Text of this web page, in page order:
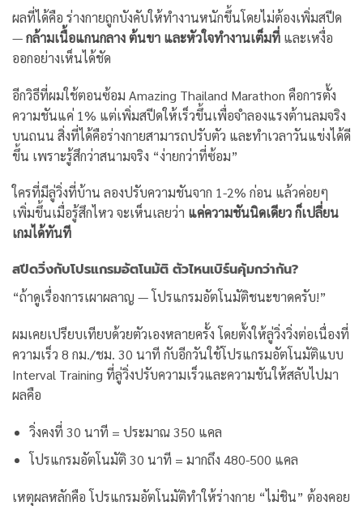
ผลที่ได้คือ ร่างกายถูกบังคับให้ทำงานหนักขึ้นโดยไม่ต้องเพิ่มสปีด
—กล้ามเนื้อแกนกลาง ต้นขา และหัวใจทำงานเต็มที่ และเหงื่อ
ออกอย่างเห็นได้ชัด
อีกวิธีที่ผมใช้ตอนซ้อม Amazing Thailand Marathon คือการตั้ง
ความชันแค่ 1% แต่เพิ่มสปีดให้เร็วขึ้นเพื่อจำลองแรงต้านลมจริง
บนถนน สิ่งที่ได้คือร่างกายสามารถปรับตัว และทำเวลาวันแข่งได้ดี
ขึ้น เพราะรู้สึกว่าสนามจริง “ง่ายกว่าที่ซ้อม”
ใครที่มีลู่วิ่งที่บ้าน ลองปรับความชันจาก 1-2% ก่อน แล้วค่อยๆ
เพิ่มขึ้นเมื่อรู้สึกไหว จะเห็นเลยว่า แค่ความชันนิดเดียว ก็เปลี่ยน
เกมได้ทันที
สปีดวิ่งกับโปรแกรมอัตโนมัติ ตัวไหนเบิร์นคุ้มกว่ากัน?
“ถ้าดูเรื่องการเผาผลาญ — โปรแกรมอัตโนมัติชนะขาดครับ!”
ผมเคยเปรียบเทียบด้วยตัวเองหลายครั้ง โดยตั้งให้ลู่วิ่งวิ่งต่อเนื่องที่
ความเร็ว 8 กม./ชม. 30 นาที กับอีกวันใช้โปรแกรมอัตโนมัติแบบ
Interval Training ที่ลู่วิ่งปรับความเร็วและความชันให้สลับไปมา
ผลคือ
วิ่งคงที่ 30 นาที = ประมาณ 350 แคล
โปรแกรมอัตโนมัติ 30 นาที = มากถึง 480-500 แคล
เหตุผลหลักคือ โปรแกรมอัตโนมัติทำให้ร่างกาย “ไม่ชิน” ต้องคอย